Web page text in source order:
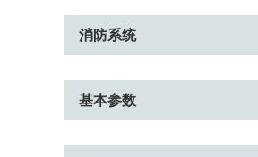
消防系统
基本参数